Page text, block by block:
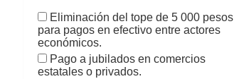
Eliminación del tope de 5 000 pesos
para pagos en efectivo entre actores
económicos.
Pago a jubilados en comercios
estatales o privados.